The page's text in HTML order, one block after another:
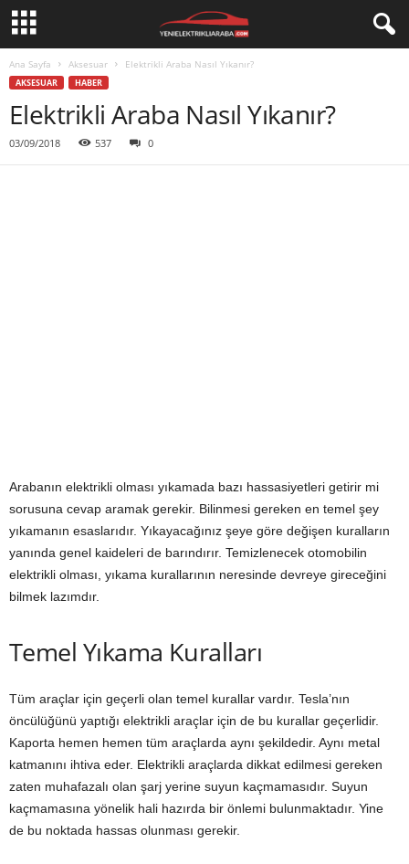
Ana Sayfa Aksesuar Elektrikli Araba Nasıl Yıkanır?
AKSESUAR HABER
Elektrikli Araba Nasıl Yıkanır?
03/09/2018 537 0
Arabanın elektrikli olması yıkamada bazı hassasiyetleri getirir mi
sorusuna cevap aramak gerekir. Bilinmesi gereken en temel şey
yıkamanın esaslarıdır. Yıkayacağınız şeye göre değişen kuralların
yanında genel kaideleri de barındırır. Temizlenecek otomobilin
elektrikli olması, yıkama kurallarının neresinde devreye gireceğini
bilmek lazımdır.
Temel Yıkama Kuralları
Tüm araçlar için geçerli olan temel kurallar vardır. Tesla’nın
öncülüğünü yaptığı elektrikli araçlar için de bu kurallar geçerlidir.
Kaporta hemen hemen tüm araçlarda aynı şekildedir. Aynı metal
katmanını ihtiva eder. Elektrikli araçlarda dikkat edilmesi gereken
zaten muhafazalı olan şarj yerine suyun kaçmamasıdır. Suyun
kaçmamasına yönelik hali hazırda bir önlemi bulunmaktadır. Yine
de bu noktada hassas olunması gerekir.